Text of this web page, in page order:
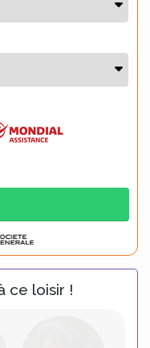
ce loisir !